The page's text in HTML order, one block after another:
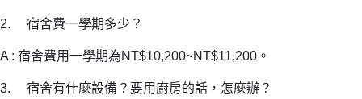
2. 宿舍費一學期多少？
A : 宿舍費用一學期為NT$10,200~NT$11,200。
3. 宿舍有什麼設備？要用廚房的話，怎麼辦？